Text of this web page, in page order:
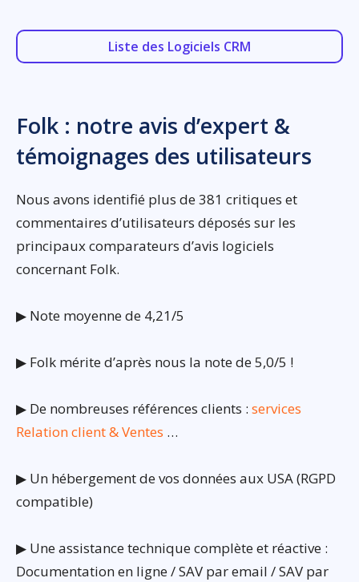
Liste des Logiciels CRM
Folk : notre avis d’expert &
témoignages des utilisateurs
Nous avons identifié plus de 381 critiques et
commentaires d’utilisateurs déposés sur les
principaux comparateurs d’avis logiciels
concernant Folk.
▶ Note moyenne de 4,21/5
▶ Folk mérite d’après nous la note de 5,0/5 !
▶ De nombreuses références clients : services
Relation client & Ventes …
▶ Un hébergement de vos données aux USA (RGPD
compatible)
▶ Une assistance technique complète et réactive :
Documentation en ligne / SAV par email / SAV par